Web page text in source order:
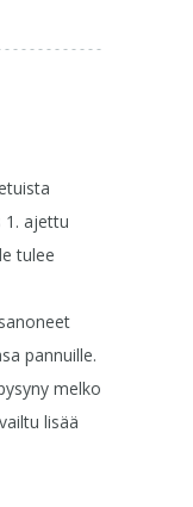
1. ajettu
tulee
pannuille.
melko
lisää